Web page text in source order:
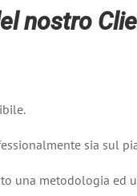
nostro
sia sul
una metodologia